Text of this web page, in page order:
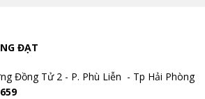
ĐẠT
Đồng Tử 2 - P. Phù Liễn - Tp Hải Phòng